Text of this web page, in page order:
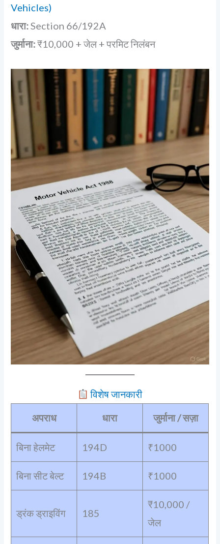
Vehicles)
धारा:Section 66/192A
जुर्माना:₹10,000 + जेल + परमिट निलंबन
विशेष जानकारी
अपराध
धारा जुर्माना / सज़ा
बिना हेलमेट 194D ₹1000
बिना सीट बेल्ट 194B ₹1000
ड्रंक ड्राइविंग 185
₹10,000 /
जेल